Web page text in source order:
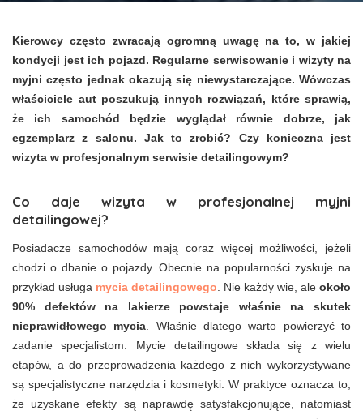
Kierowcy często zwracają ogromną uwagę na to, w jakiej
kondycji jest ich pojazd. Regularne serwisowanie i wizyty na
myjni często jednak okazują się niewystarczające. Wówczas
właściciele aut poszukują innych rozwiązań, które sprawią,
że ich samochód będzie wyglądał równie dobrze, jak
egzemplarz z salonu. Jak to zrobić? Czy konieczna jest
wizyta w profesjonalnym serwisie detailingowym?
Co daje wizyta w profesjonalnej myjni
detailingowej?
Posiadacze samochodów mają coraz więcej możliwości, jeżeli
chodzi o dbanie o pojazdy. Obecnie na popularności zyskuje na
przykład usługa mycia detailingowego . Nie każdy wie, ale około
90% defektów na lakierze powstaje właśnie na skutek
nieprawidłowego mycia . Właśnie dlatego warto powierzyć to
zadanie specjalistom. Mycie detailingowe składa się z wielu
etapów, a do przeprowadzenia każdego z nich wykorzystywane
są specjalistyczne narzędzia i kosmetyki. W praktyce oznacza to,
że uzyskane efekty są naprawdę satysfakcjonujące, natomiast